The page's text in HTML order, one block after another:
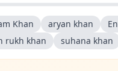
Khan aryan khan
rukh khan
suhana khan